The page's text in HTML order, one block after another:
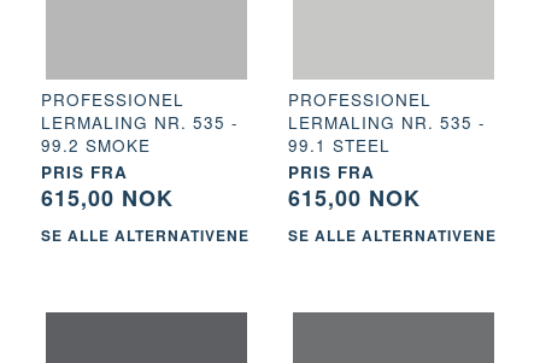
PROFESSIONEL
LERMALING NR. 535 -
99.2 SMOKE
PRIS FRA
615,00 NOK
SE ALLE ALTERNATIVENE
PROFESSIONEL
LERMALING NR. 535 -
99.1 STEEL
PRIS FRA
615,00 NOK
SE ALLE ALTERNATIVENE